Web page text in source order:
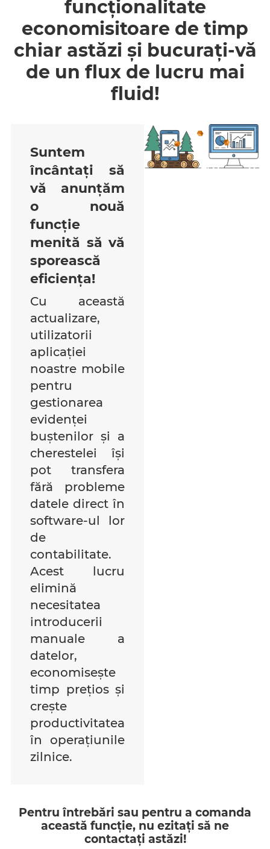
funcționalitate
economisitoare de timp
chiar astăzi și bucurați-vă
de un flux de lucru mai
fluid!
Suntem
încântați să
vă anunțăm
o nouă
funcție
menită să vă
sporească
eficiența!
Cu această
actualizare,
utilizatorii
aplicației
noastre mobile
pentru
gestionarea
evidenței
buștenilor și a
cherestelei își
pot transfera
fără probleme
datele direct în
software-ul lor
de
contabilitate.
Acest lucru
elimină
necesitatea
introducerii
manuale a
datelor,
economisește
timp prețios și
crește
productivitatea
în operațiunile
zilnice.
Pentru întrebări sau pentru a comanda
această funcție, nu ezitați să ne
contactați astăzi!